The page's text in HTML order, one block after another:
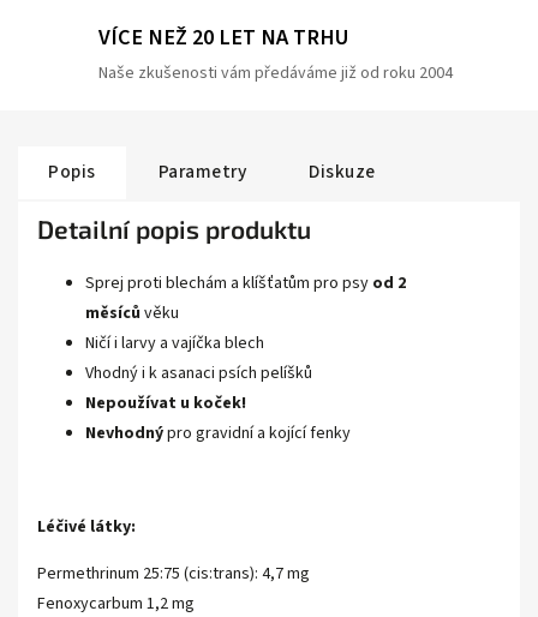
VÍCE NEŽ 20 LET NA TRHU
Naše zkušenosti vám předáváme již od roku 2004
Popis Parametry Diskuze
Detailní popis produktu
Sprej proti blechám a klíšťatům pro psy od 2
měsíců věku
Ničí i larvy a vajíčka blech
Vhodný i k asanaci psích pelíšků
Nepoužívat u koček!
Nevhodnýpro gravidní a kojící fenky
Léčivé látky:
Permethrinum 25:75 (cis:trans): 4,7 mg
Fenoxycarbum 1,2 mg